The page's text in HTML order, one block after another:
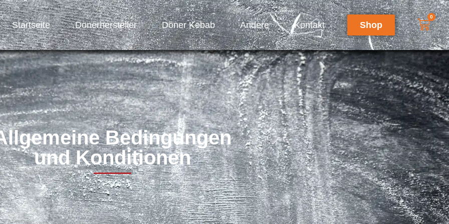
Startseite Dönerhersteller Döner Kebab Andere Kontakt Shop
0
Bedingungen
und Konditionen